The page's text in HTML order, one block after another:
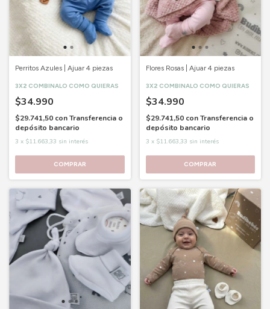
Perritos Azules | Ajuar 4 piezas
3X2 COMBINALO COMO QUIERAS
$34.990
$29.741,50 conTransferencia o
depósito bancario
3 x $11.663,33 sin interés
COMPRAR
Flores Rosas | Ajuar 4 piezas
3X2 COMBINALO COMO QUIERAS
$34.990
$29.741,50 con Transferencia o
depósito bancario
3 x $11.663,33 sin interés
COMPRAR